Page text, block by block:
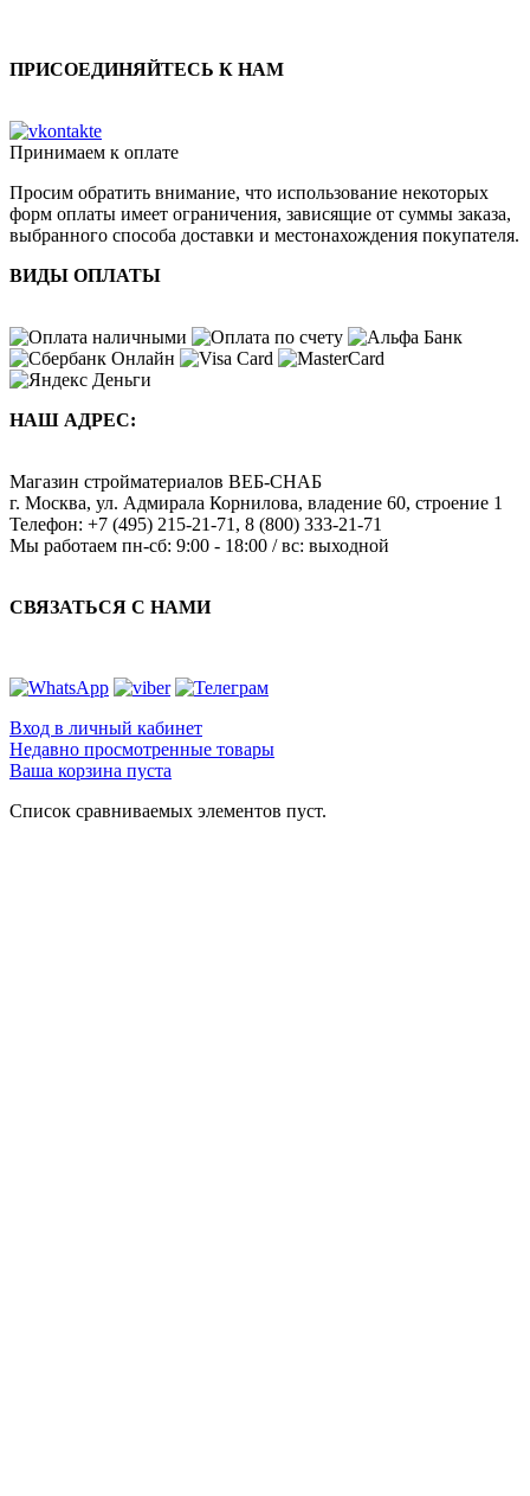
ПРИСОЕДИНЯЙТЕСЬ К НАМ
Принимаем к оплате
Просим обратить внимание, что использование некоторых
форм оплаты имеет ограничения, зависящие от суммы заказа,
выбранного способа доставки и местонахождения покупателя.
ВИДЫ ОПЛАТЫ
НАШ АДРЕС:
Магазин стройматериалов ВЕБ-СНАБ
г. Москва, ул. Адмирала Корнилова, владение 60, строение 1
Телефон: +7 (495) 215-21-71 , 8 (800) 333-21-71
Мы работаем пн-сб: 9:00 - 18:00 / вс: выходной
СВЯЗАТЬСЯ С НАМИ
Вход в личный кабинет
Недавно просмотренные товары
Ваша корзина пуста
Список сравниваемых элементов пуст.